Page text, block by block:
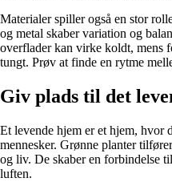
Materialer spiller også en stor
og metal skaber variation og
overflader kan virke koldt, mens
tungt. Prøv at finde en rytme
Giv plads til det
Et levende hjem er et hjem, hvor
mennesker. Grønne planter
og liv. De skaber en forbindelse
luften.